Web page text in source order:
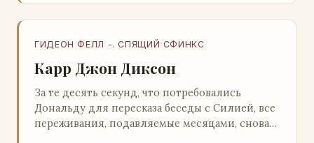
ГИДЕОН ФЕЛЛ -. СПЯЩИЙ СФИНКС
Карр Джон Диксон
За те десять секунд, что потребовались
Дональду для пересказа беседы с Силией, все
переживания, подавляемые месяцами, снова